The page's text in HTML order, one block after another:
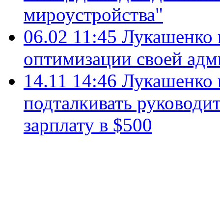
мироустройства"
06.02 11:45 Лукашенко
оптимизации своей
14.11 14:46 Лукашенко
подталкивать
зарплату в $500